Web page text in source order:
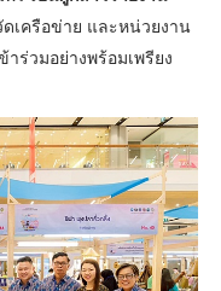
เครือข่าย และหน่วยงาน
ร่วมอย่างพร้อมเพรียง